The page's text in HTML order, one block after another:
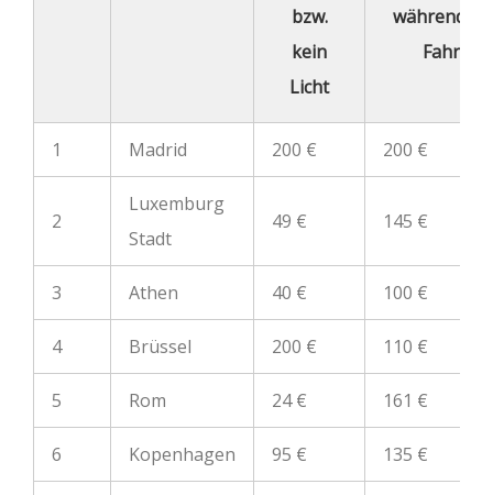
bzw.
kein
Licht
während
Fahrt
1 Madrid 200 € 200 €
2
Luxemburg
Stadt
49 € 145 €
3 Athen 40 € 100 €
4 Brüssel 200 € 110 €
5 Rom 24 € 161 €
6 Kopenhagen 95 € 135 €